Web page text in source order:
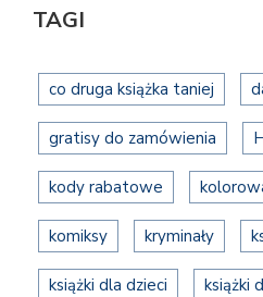
TAGI
co druga książka taniej
gratisy do zamówienia
kody rabatowe
komiksy kryminały
książki dla dzieci książki